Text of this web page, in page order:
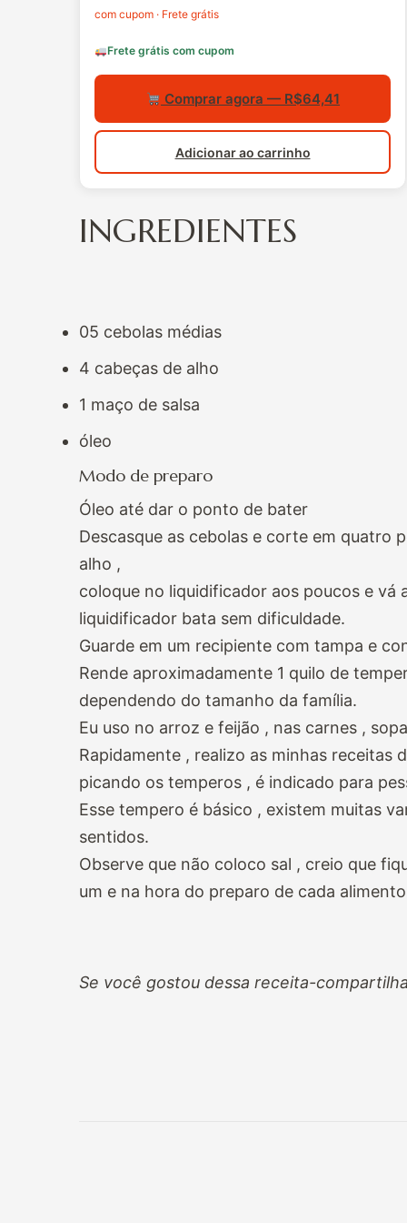
com cupom · Frete grátis
Frete grátis com cupom
Comprar agora — R$64,41
Adicionar ao carrinho
INGREDIENTES
05 cebolas médias
4 cabeças de alho
1 maço de salsa
óleo
Modo de preparo
Óleo até dar o ponto de bater
Descasque as cebolas e corte em quatro
alho ,
coloque no liquidificador aos poucos e
liquidificador bata sem dificuldade.
Guarde em um recipiente com tampa e
Rende aproximadamente 1 quilo de
dependendo do tamanho da família.
Eu uso no arroz e feijão , nas carnes ,
Rapidamente , realizo as minhas receitas
picando os temperos , é indicado para
Esse tempero é básico , existem muitas
sentidos.
Observe que não coloco sal , creio que
um e na hora do preparo de cada
Se você gostou dessa receita-